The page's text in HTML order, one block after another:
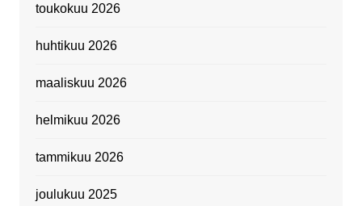
toukokuu 2026
huhtikuu 2026
maaliskuu 2026
helmikuu 2026
tammikuu 2026
joulukuu 2025